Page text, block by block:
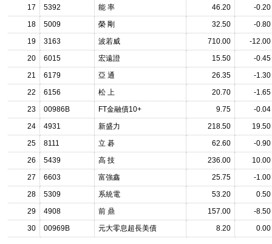
17
5392 能 率 46.20
-0.20
18
5009 榮 剛 32.50
-0.80
19
3163 波若威 710.00
-12.00
20
6015 宏遠證 15.50
-0.45
21
6179 亞 通 26.35
-1.30
22
6156 松 上 20.70
-1.65
23
00986B FT金融債10+ 9.75
-0.04
24
4931 新盛力 218.50
19.50
25
8111 立 碁 62.60
-0.90
26
5439 高 技 236.00
10.00
27
6603 富強鑫 25.75
-1.00
28
5309 系統電 53.20
0.50
29
4908 前 鼎 157.00
-8.50
30
00969B 元大零息超長美債 8.20 0.00